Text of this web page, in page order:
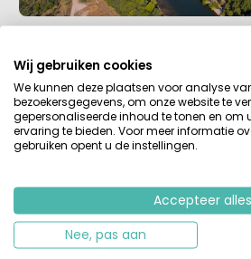
Camping Aloha Plage
Deze camping is prachtig gelegen.
van de rivier, in het hart van de
tussen Vallon-Pont-d'Arc en Ruoms.
vakantiegangers de omgeving vooral
kunnen hier prima uit de (natte)
stroomversnellingen. Na iedere
een ander uitzicht.
Wij gebruiken cookies
We kunnen deze plaatsen voor analyse
bezoekersgegevens, om onze website te
gepersonaliseerde inhoud te tonen en om
ervaring te bieden. Voor meer informatie
gebruiken opent u de instellingen.
Accepteer alles
Nee, pas aan